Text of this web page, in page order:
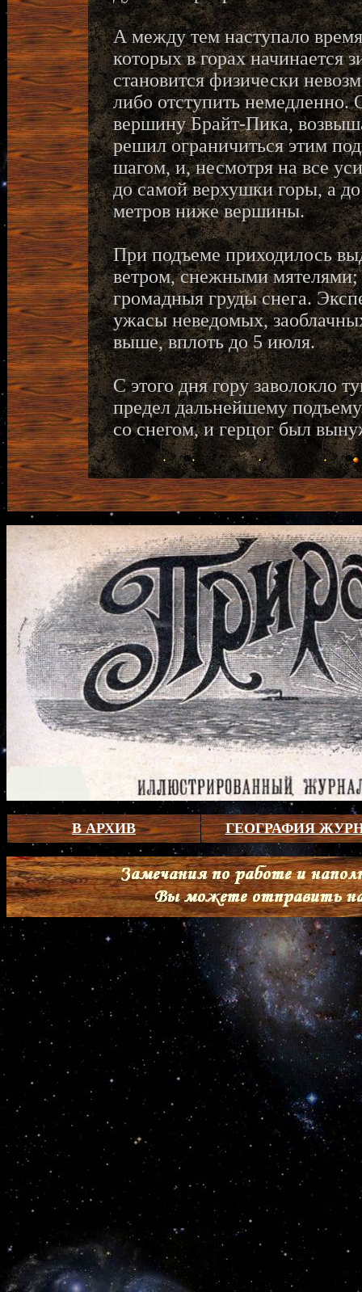
А между тем наступало
которых в горах начинается
становится физически
либо отступить немедленно.
вершину Брайт-Пика,
решил ограничиться этим
шагом, и, несмотря на все
до самой верхушки горы, а
метров ниже вершины.
При подъеме приходилось
ветром, снежными мятелями;
громадныя груды снега.
ужасы неведомых,
выше, вплоть до 5 июля.
С этого дня гору заволокло
предел дальнейшему
со снегом, и герцог был
В АРХИВ ГЕОГРАФИЯ